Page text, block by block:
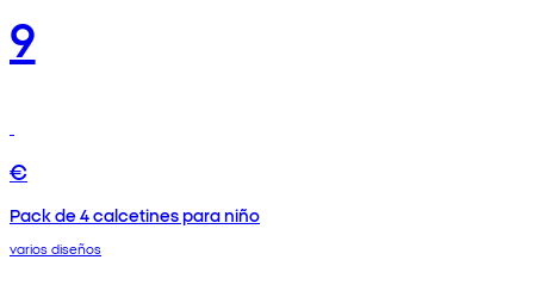
9
€
Pack de 4 calcetines para niño
varios diseños